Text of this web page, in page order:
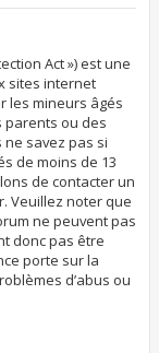
Act ») est une
sites internet
les mineurs âgés
parents ou des
savez pas si
de moins de 13
de contacter un
Veuillez noter que
ne peuvent pas
donc pas être
porte sur la
d’abus ou